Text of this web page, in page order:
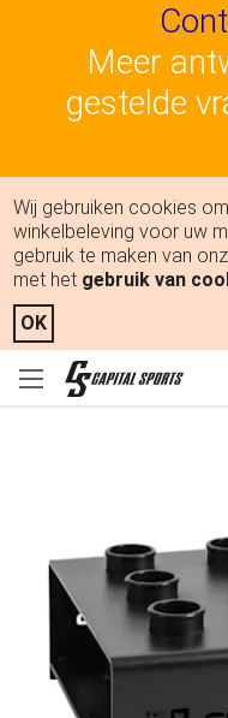
Meer
gestelde
Wij gebruiken cookies
winkelbeleving voor uw
gebruik te maken van
met het gebruik van
OK